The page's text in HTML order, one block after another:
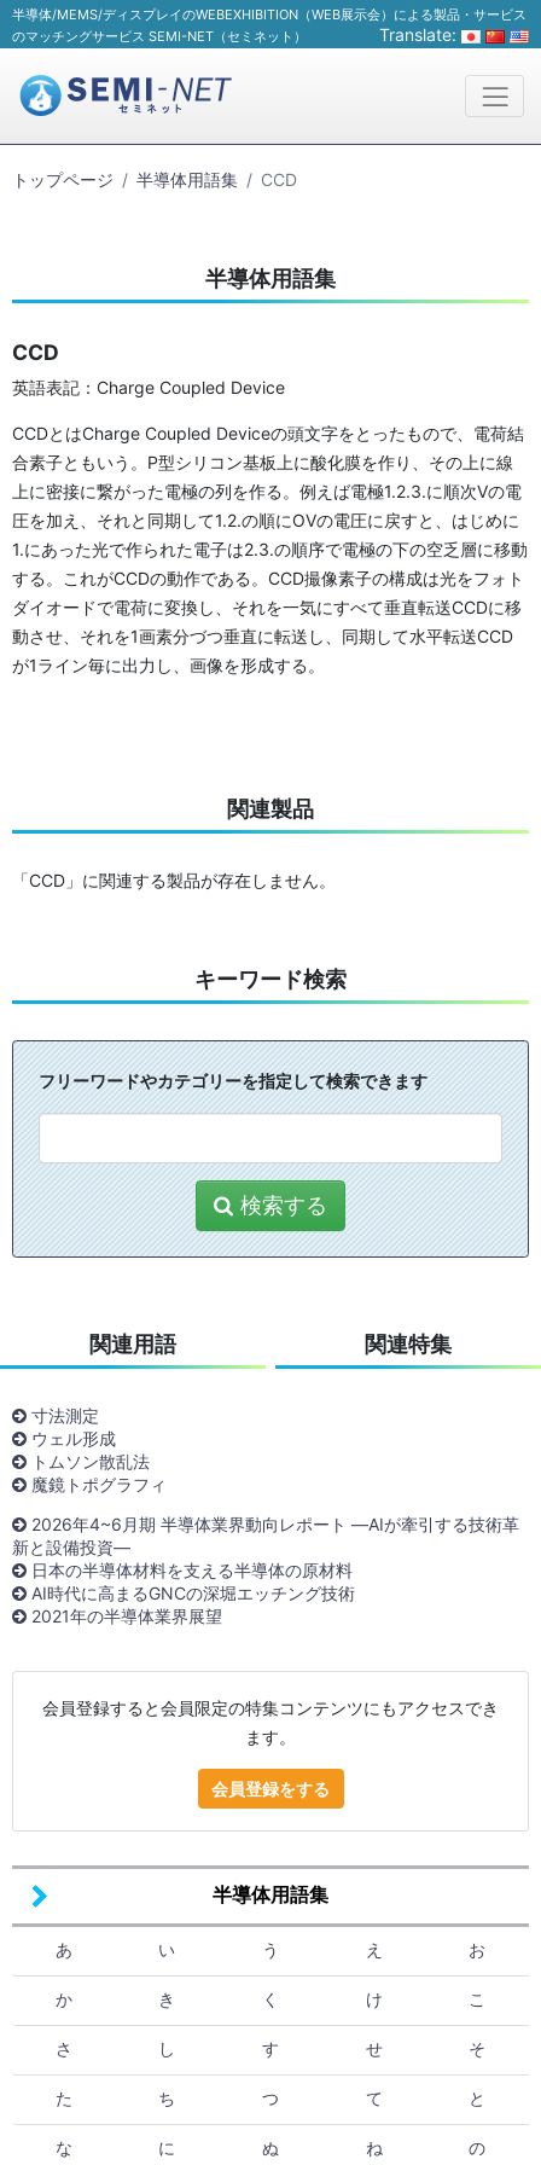
半導体/MEMS/ディスプレイのWEBEXHIBITION（WEB展示会）による製品・サービス
のマッチングサービス SEMI-NET（セミネット）
Translate:
トップページ 半導体用語集 CCD
半導体用語集
あ い う え お
か き く け こ
さ し す せ そ
た ち つ て と
な に ぬ ね の
半導体用語集
CCD
英語表記：Charge Coupled Device
CCDとはCharge Coupled Deviceの頭文字をとったもので、電荷結
合素子ともいう。P型シリコン基板上に酸化膜を作り、その上に線
上に密接に繋がった電極の列を作る。例えば電極1.2.3.に順次Vの電
圧を加え、それと同期して1.2.の順にOVの電圧に戻すと、はじめに
1.にあった光で作られた電子は2.3.の順序で電極の下の空乏層に移動
する。これがCCDの動作である。CCD撮像素子の構成は光をフォト
ダイオードで電荷に変換し、それを一気にすべて垂直転送CCDに移
動させ、それを1画素分づつ垂直に転送し、同期して水平転送CCD
が1ライン毎に出力し、画像を形成する。
関連製品
「CCD」に関連する製品が存在しません。
キーワード検索
フリーワードやカテゴリーを指定して検索できます
検索する
関連用語 関連特集
寸法測定
ウェル形成
トムソン散乱法
魔鏡トポグラフィ
2026年4~6月期 半導体業界動向レポート ―AIが牽引する技術革
新と設備投資―
日本の半導体材料を支える半導体の原材料
AI時代に高まるGNCの深堀エッチング技術
2021年の半導体業界展望
会員登録すると会員限定の特集コンテンツにもアクセスでき
ます。
会員登録をする